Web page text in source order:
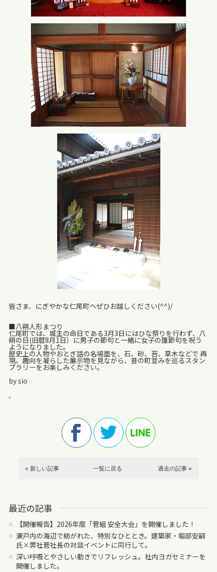
皆さま、にぎやかな仁尾町へぜひお越しください(^^)/
■八朔人形まつり
仁尾町では、城主の命日である3月3日にはひな祭りを行わず、八
朔の日(旧暦8月1日）に男子の節句と一緒に女子の雛節句を祝う
ようになりました。
歴史上の人物やおとぎ話の名場面を、石、砂、苔、草木などで 再
現。趣向を凝らした展示物を見ながら、昔の町並みを巡るスタン
プラリーをお楽しみください。
by sio
« 新しい記事 一覧に戻る 過去の記事 »
最近の記事
【開催報告】2026年度「菅組 安全大会」を開催しました！
瀬戸内の海辺で紡がれた、特別なひととき。建築家・堀部安嗣
氏×弊社菅社長の対談イベントに同行して。
深い呼吸とやさしい動きでリフレッシュ。社内ヨガセミナーを
開催しました。